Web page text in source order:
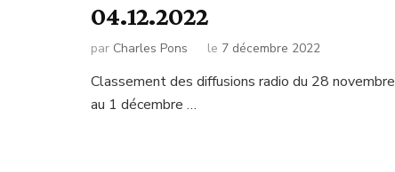
04.12.2022
par Charles Pons le 7 décembre 2022
Classement des diffusions radio du 28 novembre
au 1 décembre …